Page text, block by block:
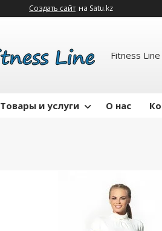
Создать сайт на Satu.kz
Fitness Line
Товары и услуги О нас